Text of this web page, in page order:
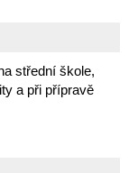
střední škole,
a při přípravě